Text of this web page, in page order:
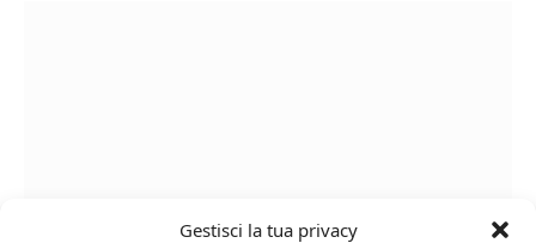
Gestisci la tua privacy